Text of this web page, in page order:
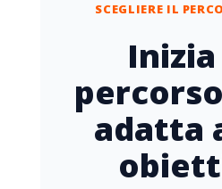
SCEGLIERE IL
adatta